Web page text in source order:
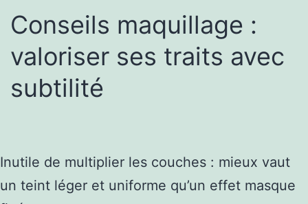
Conseils maquillage :
valoriser ses traits avec
subtilité
Inutile de multiplier les couches : mieux vaut
un teint léger et uniforme qu’un effet masque